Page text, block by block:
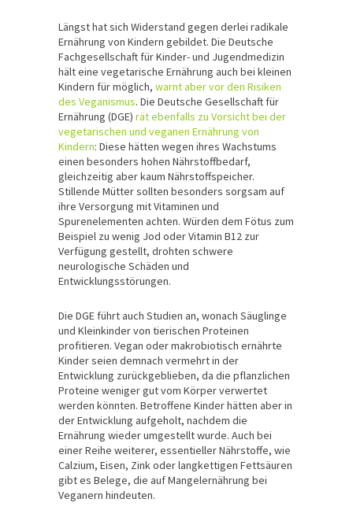
Längst hat sich Widerstand gegen derlei radikale
Ernährung von Kindern gebildet. Die Deutsche
Fachgesellschaft für Kinder- und Jugendmedizin
hält eine vegetarische Ernährung auch bei kleinen
Kindern für möglich, warnt aber vor den Risiken
des Veganismus. Die Deutsche Gesellschaft für
Ernährung (DGE) rät ebenfalls zu Vorsicht bei der
vegetarischen und veganen Ernährung von
Kindern: Diese hätten wegen ihres Wachstums
einen besonders hohen Nährstoffbedarf,
gleichzeitig aber kaum Nährstoffspeicher.
Stillende Mütter sollten besonders sorgsam auf
ihre Versorgung mit Vitaminen und
Spurenelementen achten. Würden dem Fötus zum
Beispiel zu wenig Jod oder Vitamin B12 zur
Verfügung gestellt, drohten schwere
neurologische Schäden und
Entwicklungsstörungen.
Die DGE führt auch Studien an, wonach Säuglinge
und Kleinkinder von tierischen Proteinen
profitieren. Vegan oder makrobiotisch ernährte
Kinder seien demnach vermehrt in der
Entwicklung zurückgeblieben, da die pflanzlichen
Proteine weniger gut vom Körper verwertet
werden könnten. Betroffene Kinder hätten aber in
der Entwicklung aufgeholt, nachdem die
Ernährung wieder umgestellt wurde. Auch bei
einer Reihe weiterer, essentieller Nährstoffe, wie
Calzium, Eisen, Zink oder langkettigen Fettsäuren
gibt es Belege, die auf Mangelernährung bei
Veganern hindeuten.